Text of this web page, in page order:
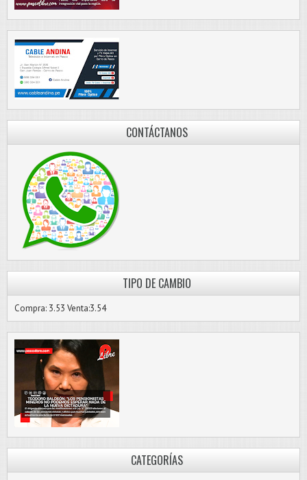
CONTÁCTANOS
TIPO DE CAMBIO
Compra: 3.53 Venta:3.54
CATEGORÍAS